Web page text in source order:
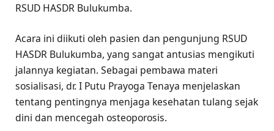
RSUD HASDR Bulukumba.
Acara ini diikuti oleh pasien dan pengunjung RSUD
HASDR Bulukumba, yang sangat antusias mengikuti
jalannya kegiatan. Sebagai pembawa materi
sosialisasi, dr. I Putu Prayoga Tenaya menjelaskan
tentang pentingnya menjaga kesehatan tulang sejak
dini dan mencegah osteoporosis.